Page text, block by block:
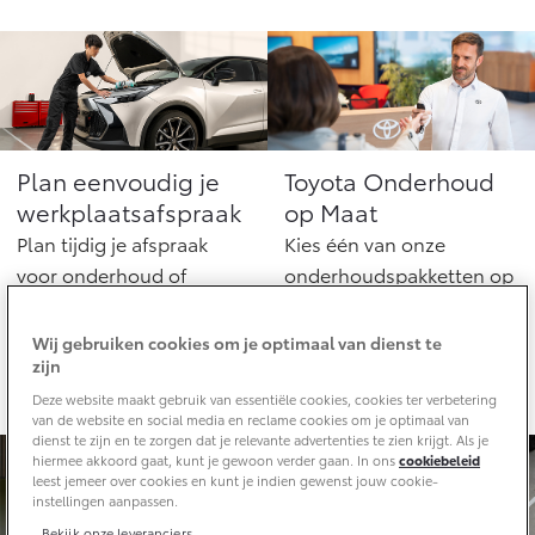
Vakantiecheck
Hybride zekerheidscontrole
Toyota handleidingen
Toyota Service Documentatie (SIL)
Schade & Garantie
Toyota Pechhulp
Toyota fabrieksgarantie
10 jaar Toyota garantie
10 jaar batterijgarantie
Onderdelen & Accessoires
Contact en route
Plan eenvoudig je
werkplaatsafspraak
Plan tijdig je afspraak
voor onderhoud of
Toyota Onderhoud
op Maat
Kies één van onze
onderhoudspakketten op
altijd precies waar je aan
Wij gebruiken cookies om je optimaal van dienst te
zijn
Deze website maakt gebruik van essentiële cookies, cookies ter verbetering
van de website en social media en reclame cookies om je optimaal van
dienst te zijn en te zorgen dat je relevante advertenties te zien krijgt. Als je
hiermee akkoord gaat, kunt je gewoon verder gaan. In onscookiebeleid
leest jemeer over cookies en kunt je indien gewenst jouw cookie-
instellingen aanpassen.